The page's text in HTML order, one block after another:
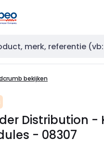
bekijken
Distribution -
- 08307